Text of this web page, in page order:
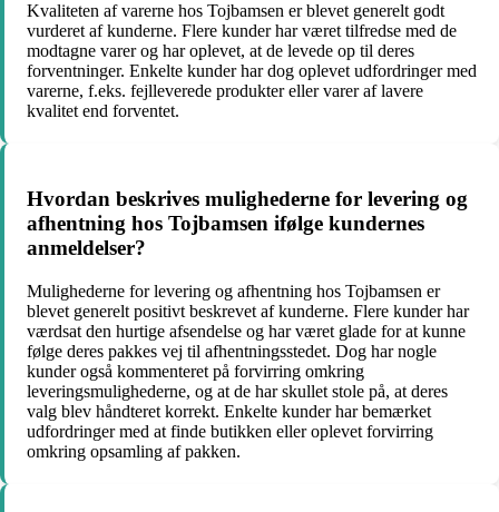
Kvaliteten af varerne hos Tojbamsen er blevet generelt godt
vurderet af kunderne. Flere kunder har været tilfredse med de
modtagne varer og har oplevet, at de levede op til deres
forventninger. Enkelte kunder har dog oplevet udfordringer med
varerne, f.eks. fejlleverede produkter eller varer af lavere
kvalitet end forventet.
Hvordan beskrives mulighederne for levering og
afhentning hos Tojbamsen ifølge kundernes
anmeldelser?
Mulighederne for levering og afhentning hos Tojbamsen er
blevet generelt positivt beskrevet af kunderne. Flere kunder har
værdsat den hurtige afsendelse og har været glade for at kunne
følge deres pakkes vej til afhentningsstedet. Dog har nogle
kunder også kommenteret på forvirring omkring
leveringsmulighederne, og at de har skullet stole på, at deres
valg blev håndteret korrekt. Enkelte kunder har bemærket
udfordringer med at finde butikken eller oplevet forvirring
omkring opsamling af pakken.